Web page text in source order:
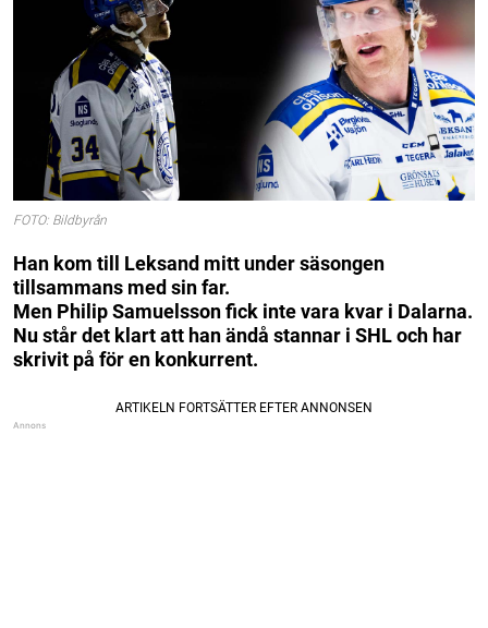
FOTO: Bildbyrån
Han kom till Leksand mitt under säsongen
tillsammans med sin far.
Men Philip Samuelsson fick inte vara kvar i Dalarna.
Nu står det klart att han ändå stannar i SHL och har
skrivit på för en konkurrent.